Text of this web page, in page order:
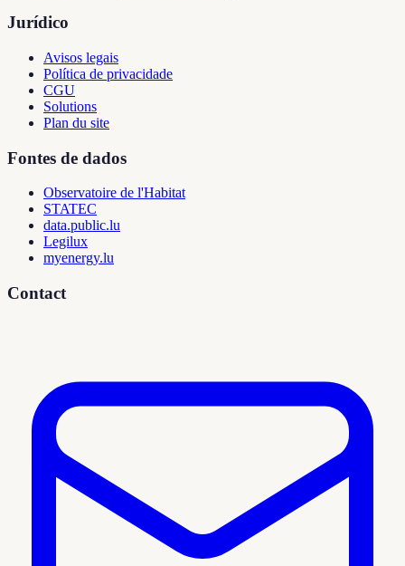
Jurídico
Avisos legais
Política de privacidade
CGU
Solutions
Plan du site
Fontes de dados
Observatoire de l'Habitat
STATEC
data.public.lu
Legilux
myenergy.lu
Contact